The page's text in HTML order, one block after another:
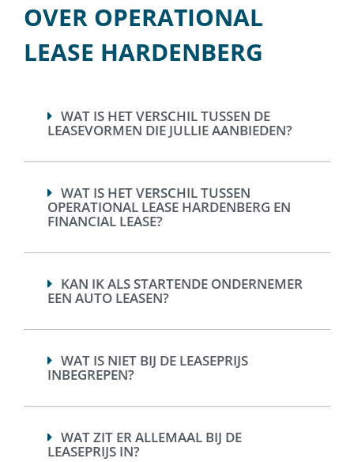
OVER OPERATIONAL
LEASE HARDENBERG
WAT IS HET VERSCHIL TUSSEN DE
LEASEVORMEN DIE JULLIE AANBIEDEN?
WAT IS HET VERSCHIL TUSSEN
OPERATIONAL LEASE HARDENBERG EN
FINANCIAL LEASE?
KAN IK ALS STARTENDE ONDERNEMER
EEN AUTO LEASEN?
WAT IS NIET BIJ DE LEASEPRIJS
INBEGREPEN?
WAT ZIT ER ALLEMAAL BIJ DE
LEASEPRIJS IN?